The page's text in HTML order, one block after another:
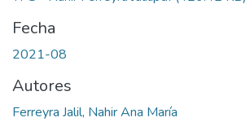
Fecha
2021-08
Autores
Ferreyra Jalil, Nahir Ana María